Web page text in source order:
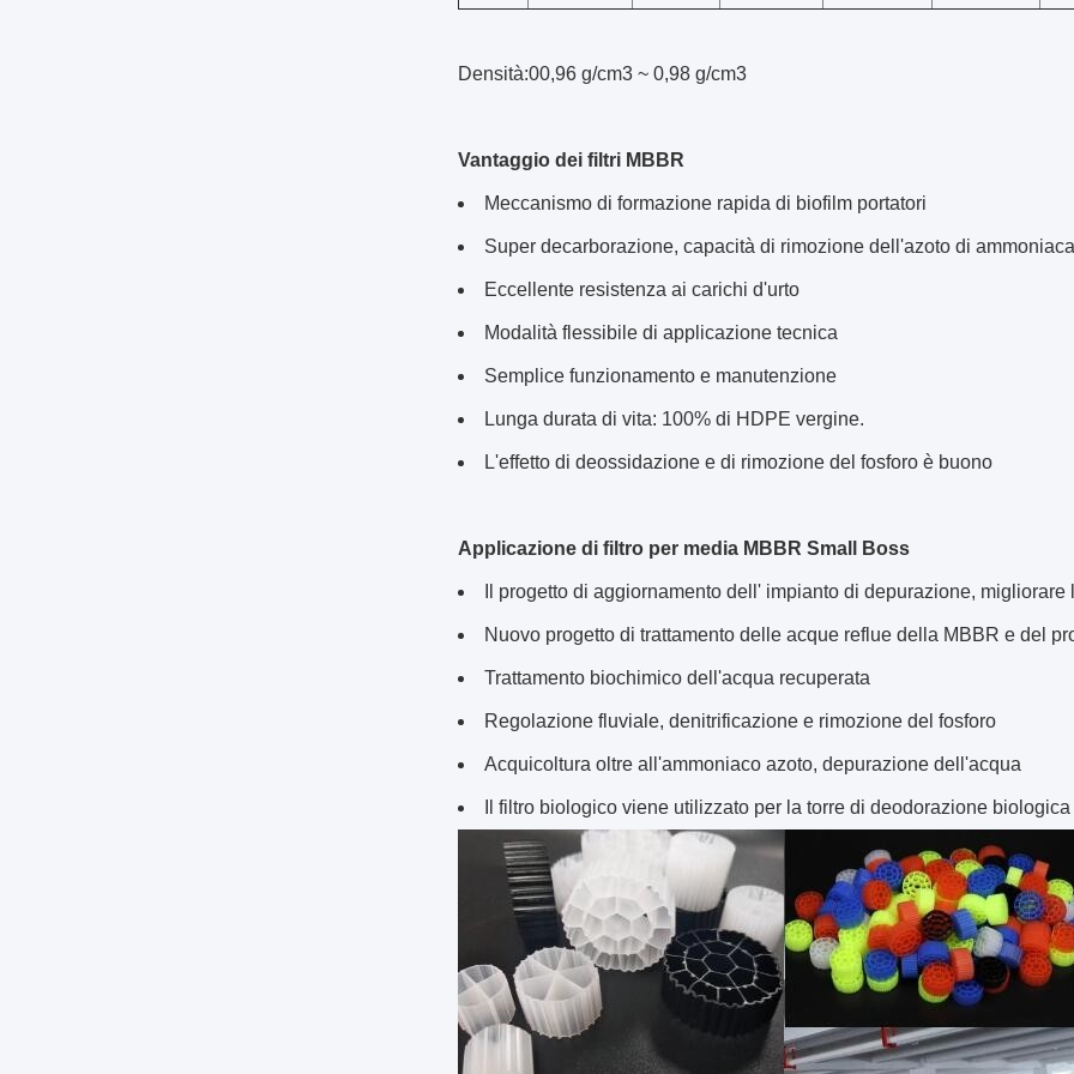
Densità:00,96 g/cm3 ~ 0,98 g/cm3
Vantaggio dei filtri MBBR
Meccanismo di formazione rapida di biofilm portatori
Super decarborazione, capacità di rimozione dell'azoto di ammoniaca
Eccellente resistenza ai carichi d'urto
Modalità flessibile di applicazione tecnica
Semplice funzionamento e manutenzione
Lunga durata di vita: 100% di HDPE vergine.
L'effetto di deossidazione e di rimozione del fosforo è buono
Applicazione di filtro per media MBBR Small Boss
Il progetto di aggiornamento dell' impianto di depurazione,
Nuovo progetto di trattamento delle acque reflue della MBBR e del
Trattamento biochimico dell'acqua recuperata
Regolazione fluviale, denitrificazione e rimozione del fosforo
Acquicoltura oltre all'ammoniaco azoto, depurazione dell'acqua
Il filtro biologico viene utilizzato per la torre di deodorazione biologica